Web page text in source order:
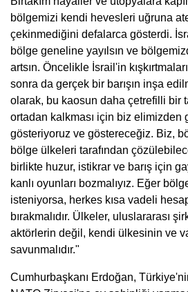
bölgemizi kendi hevesleri uğruna
çekinmediğini defalarca gösterdi.
bölge geneline yayılsın ve
artsın. Öncelikle İsrail'in
sonra da gerçek bir barışın inşa
olarak, bu kaosun daha çetrefilli bir
ortadan kalkması için biz elimizden
gösteriyoruz ve göstereceğiz. Biz,
bölge ülkeleri tarafından
birlikte huzur, istikrar ve barış için
kanlı oyunları bozmalıyız. Eğer
isteniyorsa, herkes kısa vadeli
bırakmalıdır. Ülkeler, uluslararası
aktörlerin değil, kendi ülkesinin ve
savunmalıdır."
Cumhurbaşkanı Erdoğan,